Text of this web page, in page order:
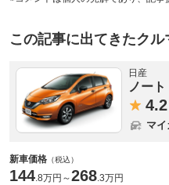
この記事に出てきたクル
日産
ノート
4.2
マ
新車価格 （税込）
144.8万円 ～268.3万円